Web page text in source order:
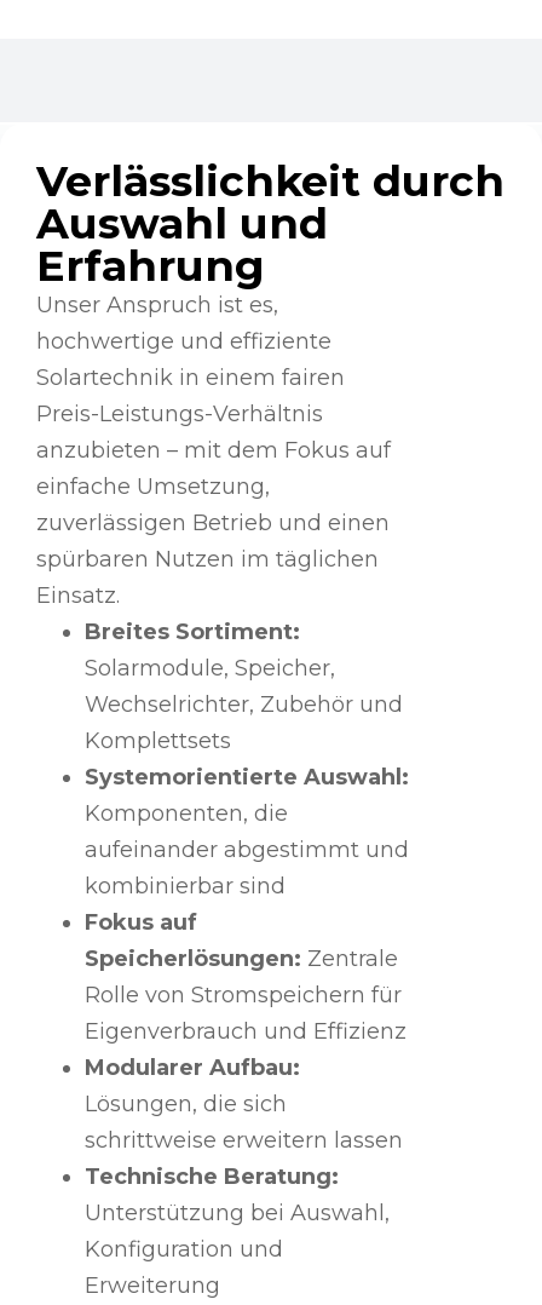
Verlässlichkeit durch
Auswahl und
Erfahrung
Unser Anspruch ist es,
hochwertige und effiziente
Solartechnik in einem fairen
Preis-Leistungs-Verhältnis
anzubieten – mit dem Fokus auf
einfache Umsetzung,
zuverlässigen Betrieb und einen
spürbaren Nutzen im täglichen
Einsatz.
Breites Sortiment:
Solarmodule, Speicher,
Wechselrichter, Zubehör und
Komplettsets
Systemorientierte Auswahl:
Komponenten, die
aufeinander abgestimmt und
kombinierbar sind
Fokus auf
Speicherlösungen: Zentrale
Rolle von Stromspeichern für
Eigenverbrauch und Effizienz
Modularer Aufbau:
Lösungen, die sich
schrittweise erweitern lassen
Technische Beratung:
Unterstützung bei Auswahl,
Konfiguration und
Erweiterung